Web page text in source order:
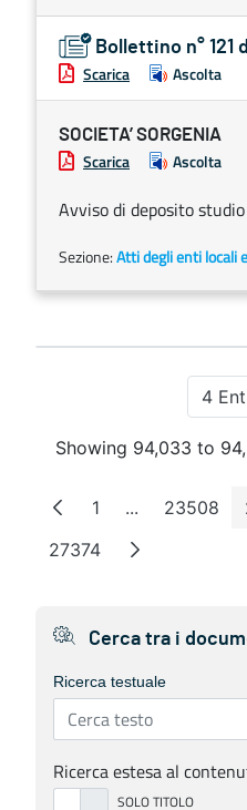
Bollettino n°
Scarica Ascolta
SOCIETA’ SORGENIA
Scarica Ascolta
Avviso di deposito
Sezione:Atti degli enti locali
4
Showing 94,033 to
Page
1 ...Intermediate
Page
23508
Page
27374
Cerca tra i
Ricerca testuale
Ricerca estesa al